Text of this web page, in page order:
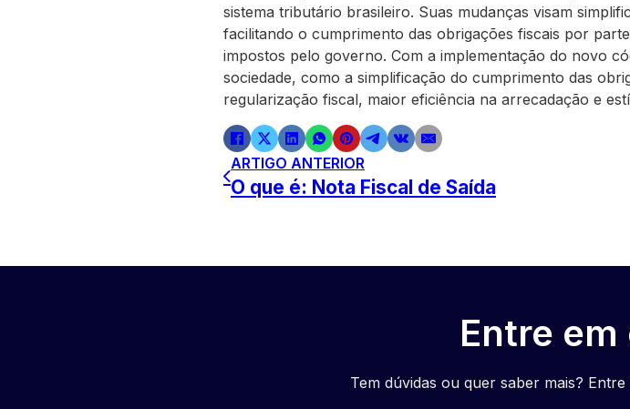
sistema tributário brasileiro. Suas mudanças visam
facilitando o cumprimento das obrigações fiscais por
impostos pelo governo. Com a implementação do novo
sociedade, como a simplificação do cumprimento das
regularização fiscal, maior eficiência na arrecadação e
ARTIGO ANTERIOR
O que é: Nota Fiscal de Saída
Entre
Tem dúvidas ou quer saber mais?